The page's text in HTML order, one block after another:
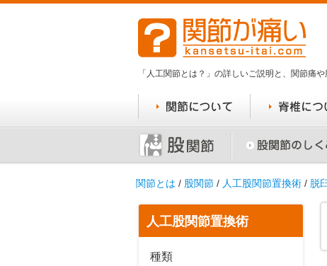
「人工関節とは？」の詳しいご説明と、関節痛
関節とは / 股関節 / 人工股関節置換術 / 脱
人工股関節置換術
種類